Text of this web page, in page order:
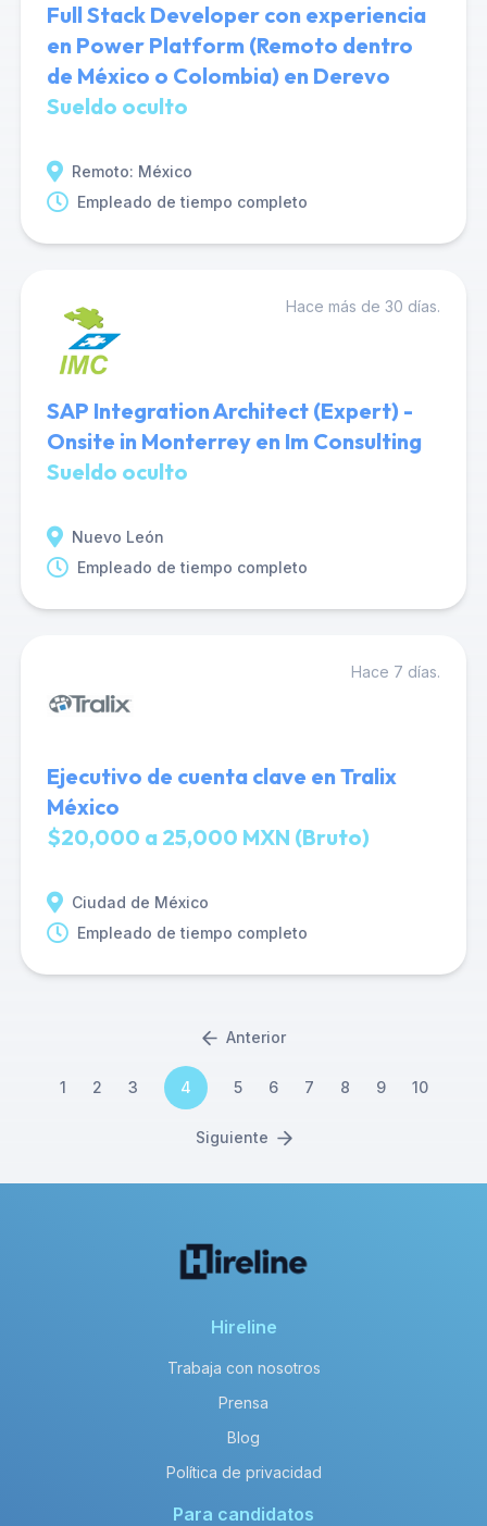
Full Stack Developer con experiencia
en Power Platform (Remoto dentro
de México o Colombia) en Derevo
Sueldo oculto
Remoto: México
Empleado de tiempo completo
Hace más de 30 días.
SAP Integration Architect (Expert) -
Onsite in Monterrey en Im Consulting
Sueldo oculto
Nuevo León
Empleado de tiempo completo
Hace 7 días.
Ejecutivo de cuenta clave en Tralix
México
$20,000 a 25,000 MXN (Bruto)
Ciudad de México
Empleado de tiempo completo
Anterior
1 2 3 4 5 6 7 8 9 10
Siguiente
Hireline
Trabaja con nosotros
Prensa
Blog
Política de privacidad
Para candidatos